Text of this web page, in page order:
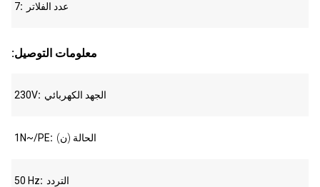
7 عدد الفلاتر
:معلومات التوصيل
230V الجهد الكهربائي
1N~/PE الحالة (ن)
50 Hz التردد